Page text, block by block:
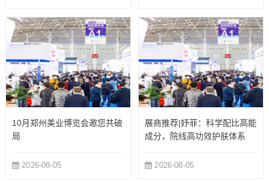
10月郑州美业博览会邀您共破
局
2026-08-05
展商推荐|妤菲：科学配比高能
成分，院线高功效护肤体系
2026-08-05